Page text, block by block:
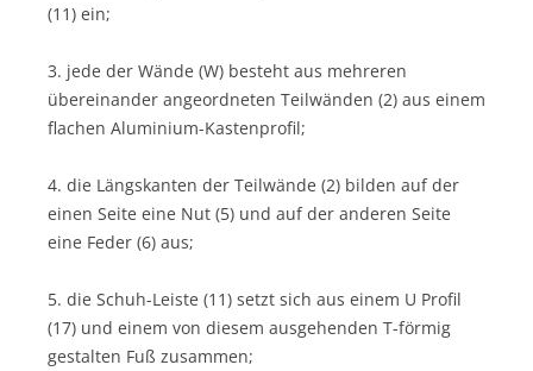
(11) ein;
3. jede der Wände (W) besteht aus mehreren
übereinander angeordneten Teilwänden (2) aus einem
flachen Aluminium-Kastenprofil;
4. die Längskanten der Teilwände (2) bilden auf der
einen Seite eine Nut (5) und auf der anderen Seite
eine Feder (6) aus;
5. die Schuh-Leiste (11) setzt sich aus einem U Profil
(17) und einem von diesem ausgehenden T-förmig
gestalten Fuß zusammen;